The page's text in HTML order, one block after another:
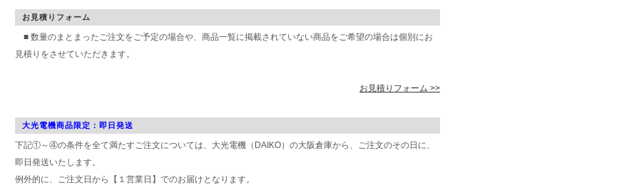
お見積りフォーム
■ 数量のまとまったご注文をご予定の場合や、商品一覧に掲載されていない商品をご希望の場合は個別にお
見積りをさせていただきます。
お見積りフォーム >>
大光電機商品限定：即日発送
下記①～④の条件を全て満たすご注文については、大光電機（DAIKO）の大阪倉庫から、ご注文のその日に、
即日発送いたします。
例外的に、ご注文日から【１営業日】でのお届けとなります。